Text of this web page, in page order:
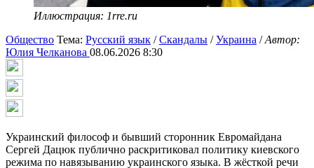
Иллюстрация: 1rre.ru
Общество Тема: Русский язык /Скандалы /Украина /Автор:
Юлия Челканова 08.06.2026 8:30
Украинский философ и бывший сторонник Евромайдана
Сергей Дацюк публично раскритиковал политику киевского
режима по навязыванию украинского языка. В жёсткой речи